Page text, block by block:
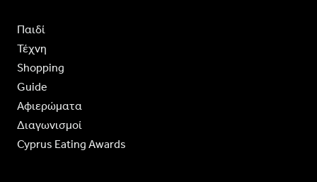
Παιδί
Τέχνη
Shopping
Guide
Aφιερώματα
Διαγωνισμοί
Cyprus Eating Awards